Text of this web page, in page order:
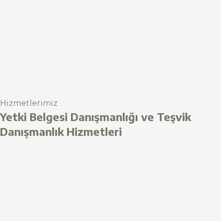
Hizmetlerimiz
Yetki Belgesi Danışmanlığı ve Teşvik
Danışmanlık Hizmetleri